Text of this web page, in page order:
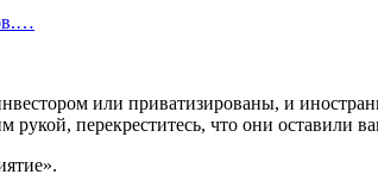
или приватизированы, и
перекреститесь, что они оставили